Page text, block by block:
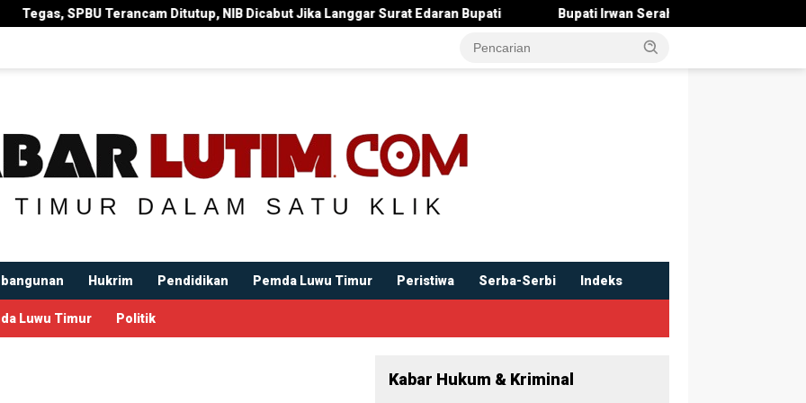
NIB Dicabut Jika Langgar Surat Edaran Bupati Bupati Irwan Serahkan Rancangan KUA-PPAS 2027 , Pendapatan
Hukrim Pendidikan Pemda Luwu Timur Peristiwa Serba-Serbi Indeks
Luwu Timur Politik
Kabar Hukum & Kriminal